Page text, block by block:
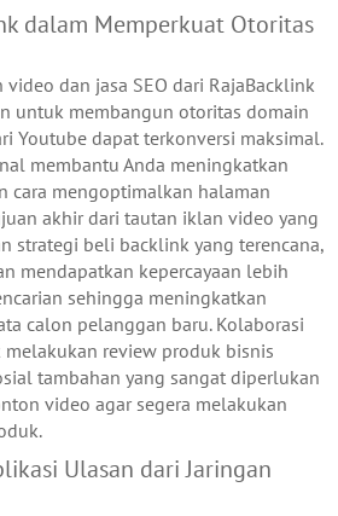
dalam Memperkuat Otoritas
dan jasa SEO dari RajaBacklink
untuk membangun otoritas domain
Youtube dapat terkonversi maksimal.
membantu Anda meningkatkan
cara mengoptimalkan halaman
akhir dari tautan iklan video yang
strategi beli backlink yang terencana,
mendapatkan kepercayaan lebih
sehingga meningkatkan
calon pelanggan baru. Kolaborasi
review produk bisnis
tambahan yang sangat diperlukan
video agar segera melakukan
Ulasan dari Jaringan